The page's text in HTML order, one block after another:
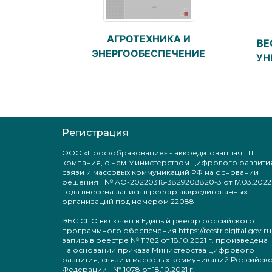
АГРОТЕХНИКА И
ЭНЕРГООБЕСПЕЧЕНИЕ
Регистрация
ООО «Профобразование» - аккредитованная IT
компания, о чем Министерством цифрового
связи и массовых коммуникаций РФ на основании
решения № АО-20220316-3829208820-3 от 17.03.2022
года внесена запись в реестр аккредитованных
организаций под номером 22088
ЭБС СПО включен в Единый реестр российского
программного обеспечения https://reestr.digital.gov.ru,
запись в реестре № 11782 от 18.10.2021 г. произведена
на основании приказа Министерства цифрового
развития, связи и массовых коммуникаций
Федерации № 1078 от 18.10.2021 г.